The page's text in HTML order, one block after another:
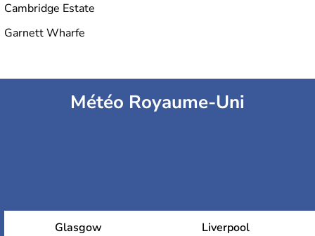
Cambridge Estate
Garnett Wharfe
Météo Royaume-Uni
Glasgow Liverpool